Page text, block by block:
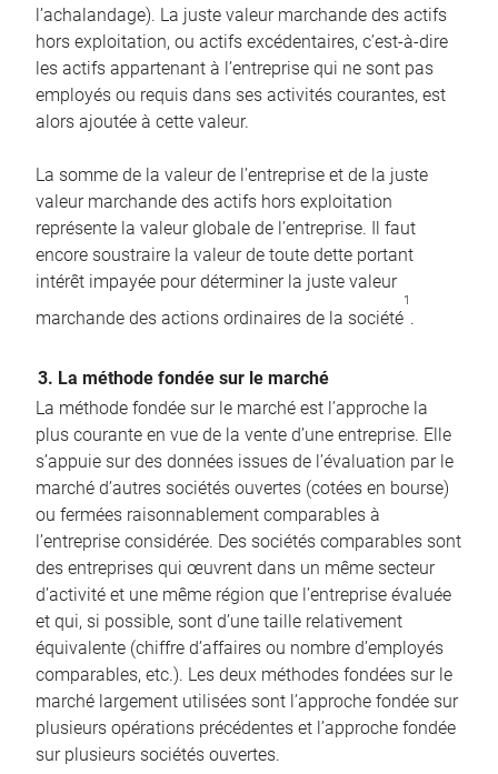
l’achalandage). La juste valeur marchande des actifs
hors exploitation, ou actifs excédentaires, c’est-à-dire
les actifs appartenant à l’entreprise qui ne sont pas
employés ou requis dans ses activités courantes, est
alors ajoutée à cette valeur.
La somme de la valeur de l’entreprise et de la juste
valeur marchande des actifs hors exploitation
représente la valeur globale de l’entreprise. Il faut
encore soustraire la valeur de toute dette portant
intérêt impayée pour déterminer la juste valeur
marchande des actions ordinaires de la société
1
.
3. La méthode fondée sur le marché
La méthode fondée sur le marché est l’approche la
plus courante en vue de la vente d’une entreprise. Elle
s’appuie sur des données issues de l’évaluation par le
marché d’autres sociétés ouvertes (cotées en bourse)
ou fermées raisonnablement comparables à
l’entreprise considérée. Des sociétés comparables sont
des entreprises qui œuvrent dans un même secteur
d’activité et une même région que l’entreprise évaluée
et qui, si possible, sont d’une taille relativement
équivalente (chiffre d’affaires ou nombre d’employés
comparables, etc.). Les deux méthodes fondées sur le
marché largement utilisées sont l’approche fondée sur
plusieurs opérations précédentes et l’approche fondée
sur plusieurs sociétés ouvertes.